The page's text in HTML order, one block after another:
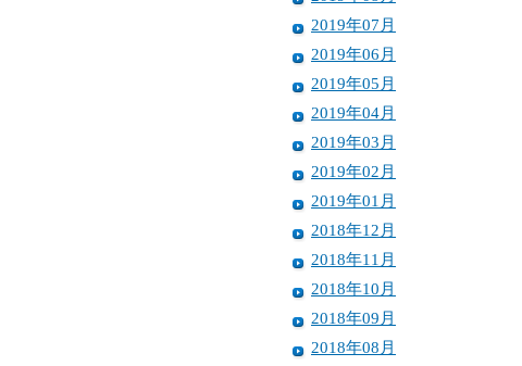
2019年07月
2019年06月
2019年05月
2019年04月
2019年03月
2019年02月
2019年01月
2018年12月
2018年11月
2018年10月
2018年09月
2018年08月